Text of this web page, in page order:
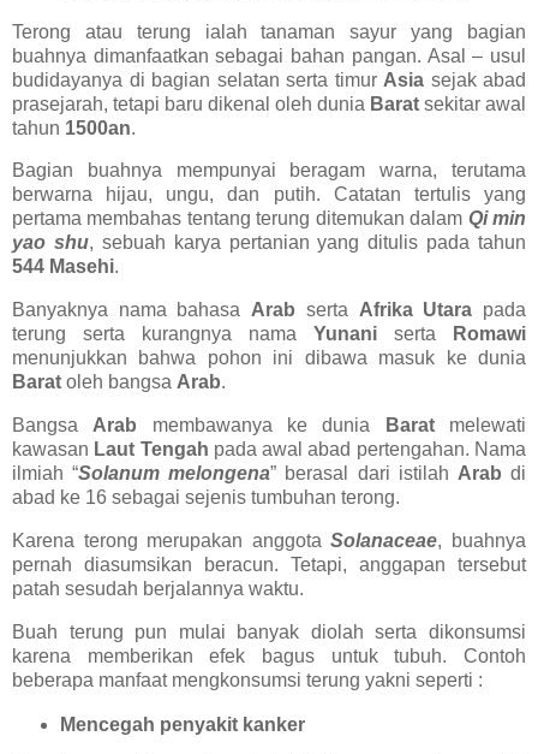
Terong atau terung ialah tanaman sayur yang bagian
buahnya dimanfaatkan sebagai bahan pangan. Asal – usul
budidayanya di bagian selatan serta timur Asia sejak abad
prasejarah, tetapi baru dikenal oleh dunia Barat sekitar awal
tahun 1500an.
Bagian buahnya mempunyai beragam warna, terutama
berwarna hijau, ungu, dan putih. Catatan tertulis yang
pertama membahas tentang terung ditemukan dalam Qi min
yao shu, sebuah karya pertanian yang ditulis pada tahun
544 Masehi.
Banyaknya nama bahasa Arab serta Afrika Utara pada
terung serta kurangnya nama Yunani serta
Romawi
menunjukkan bahwa pohon ini dibawa masuk ke dunia
Barat oleh bangsa Arab.
Bangsa Arab membawanya ke dunia Baratmelewati
kawasan Laut Tengah pada awal abad pertengahan. Nama
ilmiah “Solanum melongena” berasal dari istilah Arabdi
abad ke 16 sebagai sejenis tumbuhan terong.
Karena terong merupakan anggotaSolanaceae, buahnya
pernah diasumsikan beracun. Tetapi, anggapan tersebut
patah sesudah berjalannya waktu.
Buah terung pun mulai banyak diolah serta dikonsumsi
karena memberikan efek bagus untuk tubuh. Contoh
beberapa manfaat mengkonsumsi terung yakni seperti :
Mencegah penyakit kanker